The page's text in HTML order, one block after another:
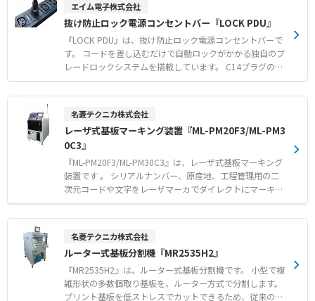
る両側での徹底した誤脱対策 ●赤と青のカラーモデルを活
用した電源のA系統およびB系統の視覚的な識別管理
タ形状に対応しています。 PSEやRoHS10に適合し、サー
バーやネットワーク機器の安定稼働に貢献します。 【特
徴】 ●面倒な取付作業や工具が不要で機器に差し込むだけ
のワンタッチロック機構 ●プラグ側とソケット側の双方で
電源の入力と出力を同時にロックする構造 ●ニーズの高い
C13やC15、C19などの多様なソケット形状のラインアッ
プ 【用途・事例】 ●PDUやUPSなどの電源出力機器とサ
ーブルの抜けが発生しやすい環境での電源保護 ●高い信頼
性が求められるデータセンターや産業用設備での安定給電
管理
エイム電子株式会社
抜け防止ロック電源コンセントバー『LOCK PDU』
『LOCK PDU』は、抜け防止ロック電源コンセントバーで
す。 コードを差し込むだけで自動ロックがかかる独自のブ
レードロックシステムを搭載しています。 C14プラグのア
ースピンをソケットの内部構造のみでしっかりと固定しま
す。 取り外す際は、赤いボタンを押しながら引くだけで簡
ック電源ケーブル（C13-C14）と組み合わせることで、A
系統やB系統の給電ラインを視覚的に判別可能です。 サー
バーラックなどの設置環境に合わせて、4ポート、10ポー
ト、16ポートのラインアップから選択できます。 【特徴】
●差し込むだけで自動ロックする独自のブレードロックシ
ステム ●赤いボタンを押しながら抜くだけのワンタッチロ
ック解除機構 ●設置環境に合わせて選べる4・10・16ポー
赤・青のカラーケーブルを用いたA系統・B系統の給電ライ
ン視覚管理 ●高い信頼性と安全性が求められるIT・通信イ
ンフラ設備への安定給電
名菱テクニカ株式会社
レーザ式基板マーキング装置『ML-PM20F3/ML-PM3
0C3』
『ML-PM20F3/ML-PM30C3』は、レーザ式基板マーキング
装置です 。 シリアルナンバー、原産地、工程管理用の二
次元コードや文字をレーザマーカでダイレクトにマーキン
グします 。 スタンプ方式に比べ印字品質が安定し、かす
れやつぶれのないマーキングが可能です 。 ファイバレー
精細な印字ができます 。 高精度な位置決めにより、限ら
れたスペースへの印字が可能となり、基板設計の自由度が
向上します。 レーザマーキング装置を生産管理システムと
接続することで、生産計画との連携や製造情報の追跡が可
能です 。 【特徴】 ●かすれやつぶれのない高品位な二次
名菱テクニカ株式会社
ルーター式基板分割機『MR2535H2』
『MR2535H2』は、ルーター式基板分割機です。 小型で複
雑形状の多数個取り基板を、ルーター方式で分割します。
プリント基板を低ストレスでカットできるため、従来の手